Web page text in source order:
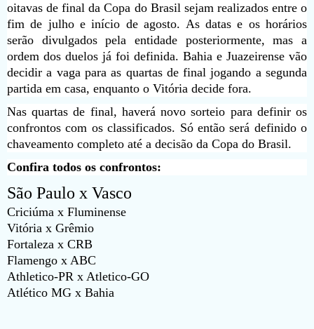
oitavas de final da Copa do Brasil sejam realizados entre o
fim de julho e início de agosto. As datas e os horários
serão divulgados pela entidade posteriormente, mas a
ordem dos duelos já foi definida. Bahia e Juazeirense vão
decidir a vaga para as quartas de final jogando a segunda
partida em casa, enquanto o Vitória decide fora.
Nas quartas de final, haverá novo sorteio para definir os
confrontos com os classificados. Só então será definido o
chaveamento completo até a decisão da Copa do Brasil.
Confira todos os confrontos:
São Paulo x Vasco
Criciúma x Fluminense
Vitória x Grêmio
Fortaleza x CRB
Flamengo x ABC
Athletico-PR x Atletico-GO
Atlético MG x Bahia